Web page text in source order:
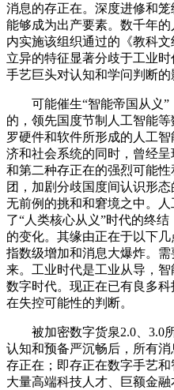
消息的存正在。深度进修和
能够成为出产要素。数千年
内实施该组织通过的《教科
立异的特征显著分歧于工业
手艺巨头对认知和学问判断的
可能催生“智能帝国从义”
的，领先国度节制人工智能
罗硬件和软件所形成的人工
济和社会系统的同时，曾经
和第二种存正在的强烈可能
团，加剧分歧国度间认识形
无前例的挑和和窘境之中。
了“人类核心从义”时代的终
的变化。其缘由正在于以下
指数级增加和消息大爆炸。
来。工业时代是工业从导，
数字时代。现正在已有良多
在失控可能性的判断。
被加密数字货泉2.0、3.0
认知和预备严沉畅后，所有
存正在；即存正在数字手艺
大量高端科技人才、巨额金